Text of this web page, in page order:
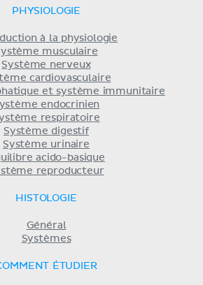
PHYSIOLOGIE
à la physiologie
musculaire
Système nerveux
cardiovasculaire
et système immunitaire
endocrinien
respiratoire
Système digestif
Système urinaire
acido-basique
reproducteur
HISTOLOGIE
Général
Systèmes
ÉTUDIER